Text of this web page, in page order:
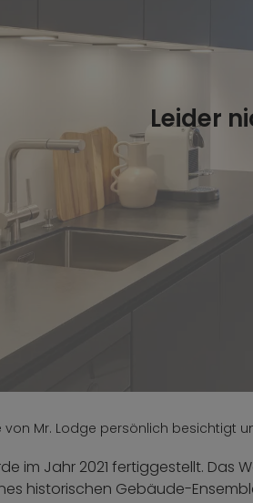
Leider
von Mr. Lodge persönlich besichtigt
im Jahr 2021 fertiggestellt. Das
historischen Gebäude-